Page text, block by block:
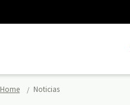
Home Noticias